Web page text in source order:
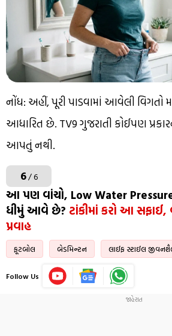
નોંધ: અહીં, પૂરી પાડવામાં આવેલી વિગતો
આધારિત છે. TV9 ગુજરાતી કોઈપણ
આપતું નથી.
6/ 6
આ પણ વાંચો, Low Water
ધીમું આવે છે? ટાંકીમાં કરો આ
પ્રવાહ
ફૂટબોલ બેડમિન્ટન લાઈફ સ્ટાઈલ
Follow Us